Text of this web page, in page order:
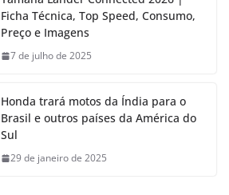
Ficha Técnica, Top Speed, Consumo,
Preço e Imagens
7 de julho de 2025
Honda trará motos da Índia para o
Brasil e outros países da América do
Sul
29 de janeiro de 2025